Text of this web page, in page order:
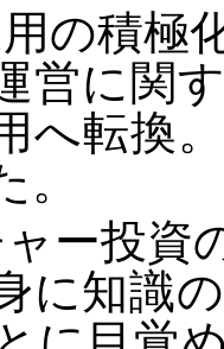
用の積極
営に関
へ転換
。
ャー投資
に知識